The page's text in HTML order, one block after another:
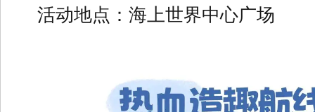
活动地点：海上世界中心广场